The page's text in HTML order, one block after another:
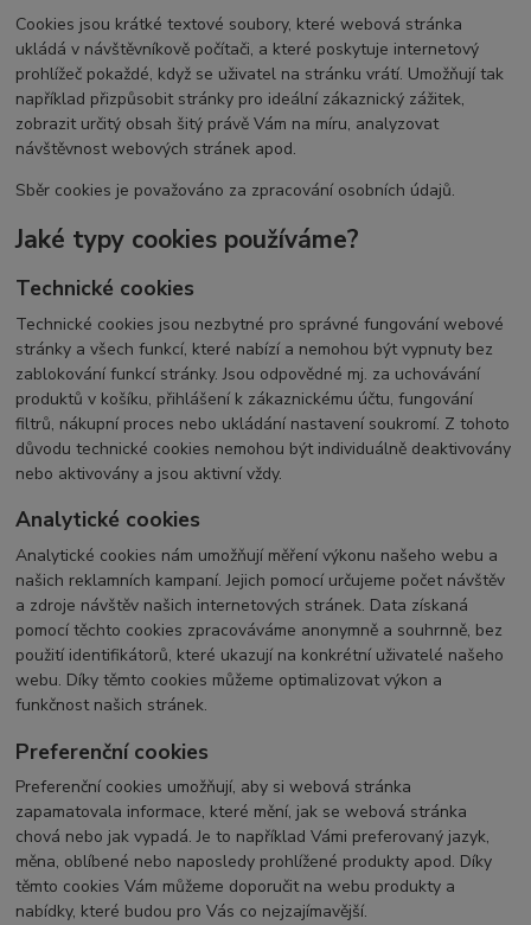
Cookies jsou krátké textové soubory, které webová stránka
ukládá v návštěvníkově počítači, a které poskytuje internetový
prohlížeč pokaždé, když se uživatel na stránku vrátí. Umožňují tak
například přizpůsobit stránky pro ideální zákaznický zážitek,
zobrazit určitý obsah šitý právě Vám na míru, analyzovat
návštěvnost webových stránek apod.
Sběr cookies je považováno za zpracování osobních údajů.
Jaké typy cookies používáme?
Technické cookies
Technické cookies jsou nezbytné pro správné fungování webové
stránky a všech funkcí, které nabízí a nemohou být vypnuty bez
zablokování funkcí stránky. Jsou odpovědné mj. za uchovávání
produktů v košíku, přihlášení k zákaznickému účtu, fungování
filtrů, nákupní proces nebo ukládání nastavení soukromí. Z tohoto
důvodu technické cookies nemohou být individuálně deaktivovány
nebo aktivovány a jsou aktivní vždy.
Analytické cookies
Analytické cookies nám umožňují měření výkonu našeho webu a
našich reklamních kampaní. Jejich pomocí určujeme počet návštěv
a zdroje návštěv našich internetových stránek. Data získaná
pomocí těchto cookies zpracováváme anonymně a souhrnně, bez
použití identifikátorů, které ukazují na konkrétní uživatelé našeho
webu. Díky těmto cookies můžeme optimalizovat výkon a
funkčnost našich stránek.
Preferenční cookies
Preferenční cookies umožňují, aby si webová stránka
zapamatovala informace, které mění, jak se webová stránka
chová nebo jak vypadá. Je to například Vámi preferovaný jazyk,
měna, oblíbené nebo naposledy prohlížené produkty apod. Díky
těmto cookies Vám můžeme doporučit na webu produkty a
nabídky, které budou pro Vás co nejzajímavější.